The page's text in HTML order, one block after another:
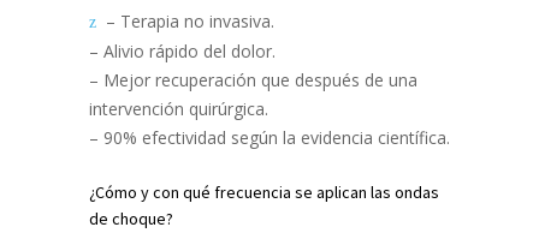
– Terapia no invasiva.
– Alivio rápido del dolor.
– Mejor recuperación que después de una
intervención quirúrgica.
– 90% efectividad según la evidencia científica.
¿Cómo y con qué frecuencia se aplican las ondas
de choque?